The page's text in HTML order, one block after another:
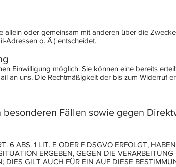
oder gemeinsam mit anderen über die
Adressen o. Ä.) entscheidet.
Einwilligung möglich. Sie können eine bereits
an uns. Die Rechtmäßigkeit der bis zum Widerruf
Fällen sowie gegen
ABS. 1 LIT. E ODER F DSGVO ERFOLGT,
ERGEBEN, GEGEN DIE VERARBEITUNG
DIES GILT AUCH FÜR EIN AUF DIESE